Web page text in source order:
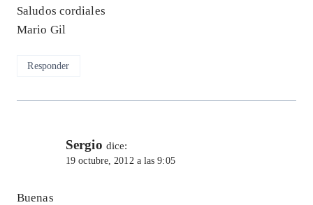
Saludos cordiales
Mario Gil
Responder
Sergio dice:
19 octubre, 2012 a las 9:05
Buenas